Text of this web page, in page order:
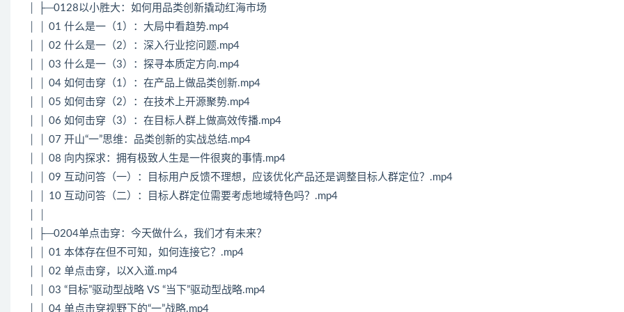
│ ├─0128以小胜大：如何用品类创新撬动红海市场
│ │ 01 什么是一（1）：大局中看趋势.mp4
│ │ 02 什么是一（2）：深入行业挖问题.mp4
│ │ 03 什么是一（3）：探寻本质定方向.mp4
│ │ 04 如何击穿（1）：在产品上做品类创新.mp4
│ │ 05 如何击穿（2）：在技术上开源聚势.mp4
│ │ 06 如何击穿（3）：在目标人群上做高效传播.mp4
│ │ 07 开山“一”思维：品类创新的实战总结.mp4
│ │ 08 向内探求：拥有极致人生是一件很爽的事情.mp4
│ │ 09 互动问答（一）：目标用户反馈不理想，应该优化产品还是调整目标人群定位？.mp4
│ │ 10 互动问答（二）：目标人群定位需要考虑地域特色吗？.mp4
│ ├─0204单点击穿：今天做什么，我们才有未来？
│ │ 01 本体存在但不可知，如何连接它？.mp4
│ │ 02 单点击穿，以X入道.mp4
│ │ 03 “目标”驱动型战略 VS “当下”驱动型战略.mp4
│ │ 04 单点击穿视野下的“一”战略.mp4